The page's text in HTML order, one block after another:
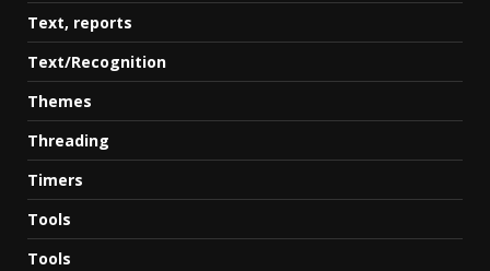
Text, reports
Text/Recognition
Themes
Threading
Timers
Tools
Tools